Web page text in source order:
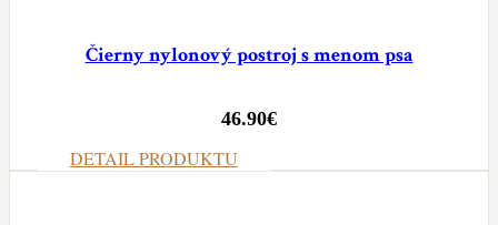
Čierny nylonový postroj s menom psa
46.90€
DETAIL PRODUKTU